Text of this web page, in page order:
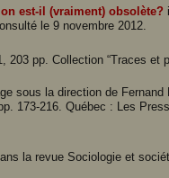
est-il (vraiment) obsolète?
le 9 novembre 2012.
pp. Collection “Traces et
sous la direction de
173-216. Québec : Les
la revue Sociologie et